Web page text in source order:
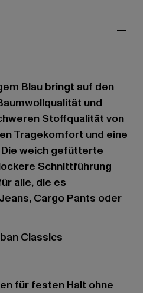
Blau bringt auf den
und
Stoffqualität von
Tragekomfort und eine
weich gefütterte
Schnittführung
alle, die es
Cargo Pants oder
Classics